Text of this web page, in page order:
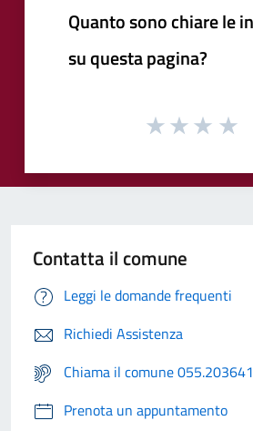
Quanto sono chiare le
su questa pagina?
Contatta il comune
Leggi le domande frequenti
Richiedi Assistenza
Chiama il comune 055.203641
Prenota un appuntamento